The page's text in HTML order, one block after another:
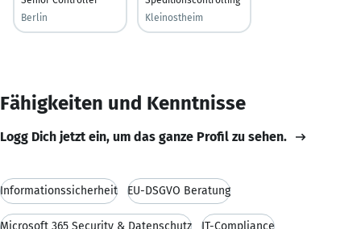
Berlin
Kleinostheim
Fähigkeiten und Kenntnisse
Logg Dich jetzt ein, um das ganze Profil zu sehen.
Informationssicherheit EU-DSGVO Beratung
Microsoft 365 Security & Datenschutz IT-Compliance